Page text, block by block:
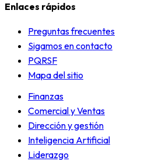
Enlaces rápidos
Preguntas frecuentes
Sigamos en contacto
PQRSF
Mapa del sitio
Finanzas
Comercial y Ventas
Dirección y gestión
Inteligencia Artificial
Liderazgo